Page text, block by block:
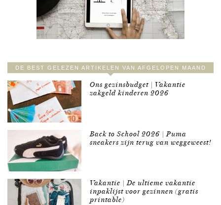
DE BEST GELEZEN ARTIKELEN VAN AFGELOPEN MAAND
Ons gezinsbudget | Vakantie
zakgeld kinderen 2026
Back to School 2026 | Puma
sneakers zijn terug van weggeweest!
Vakantie | De ultieme vakantie
inpaklijst voor gezinnen (gratis
printable)